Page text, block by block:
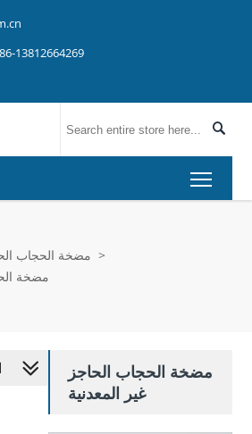
13812664269

مضخة الحجاب >
مضخة
مضخة الحجاب الحاجز
غير المعدنية